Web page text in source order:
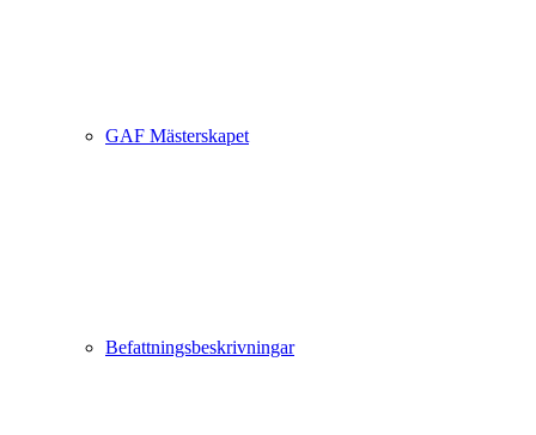
GAF Mästerskapet
Befattningsbeskrivningar